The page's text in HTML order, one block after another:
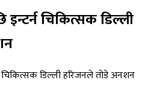
चिकित्सक डिल्ली